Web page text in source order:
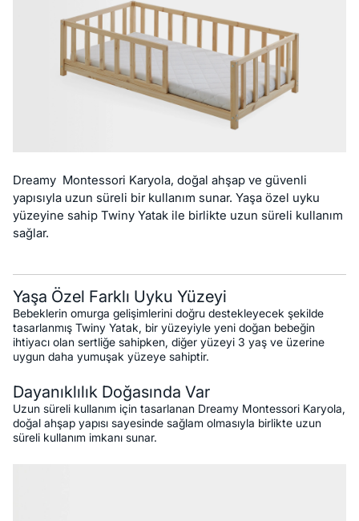
Dreamy Montessori Karyola, doğal ahşap ve güvenli
yapısıyla uzun süreli bir kullanım sunar. Yaşa özel uyku
yüzeyine sahip Twiny Yatak ile birlikte uzun süreli kullanım
sağlar.
Yaşa Özel Farklı Uyku Yüzeyi
Bebeklerin omurga gelişimlerini doğru destekleyecek şekilde
tasarlanmış Twiny Yatak, bir yüzeyiyle yeni doğan bebeğin
ihtiyacı olan sertliğe sahipken, diğer yüzeyi 3 yaş ve üzerine
uygun daha yumuşak yüzeye sahiptir.
Dayanıklılık Doğasında Var
Uzun süreli kullanım için tasarlanan Dreamy Montessori Karyola,
doğal ahşap yapısı sayesinde sağlam olmasıyla birlikte uzun
süreli kullanım imkanı sunar.